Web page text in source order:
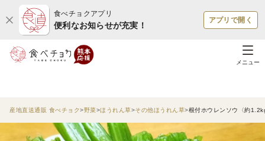
食べチョクアプリ
便利なお知らせが充実！
アプリで開く
メニュー
産地直送通販 食べチョク 野菜 ほうれん草 その他ほうれん草 根付ホウレンソウ〈約